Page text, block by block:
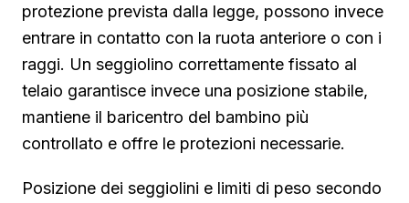
protezione prevista dalla legge, possono invece
entrare in contatto con la ruota anteriore o con i
raggi. Un seggiolino correttamente fissato al
telaio garantisce invece una posizione stabile,
mantiene il baricentro del bambino più
controllato e offre le protezioni necessarie.
Posizione dei seggiolini e limiti di peso secondo